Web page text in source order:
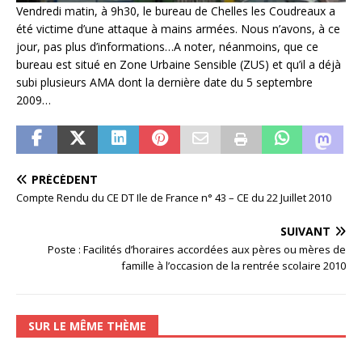
Vendredi matin, à 9h30, le bureau de Chelles les Coudreaux a
été victime d’une attaque à mains armées. Nous n’avons, à ce
jour, pas plus d’informations…A noter, néanmoins, que ce
bureau est situé en Zone Urbaine Sensible (ZUS) et qu’il a déjà
subi plusieurs AMA dont la dernière date du 5 septembre
2009…
PRÉCÉDENT
Compte Rendu du CE DT Ile de France n° 43 – CE du 22 Juillet 2010
SUIVANT
Poste : Facilités d’horaires accordées aux pères ou mères de
famille à l’occasion de la rentrée scolaire 2010
SUR LE MÊME THÈME